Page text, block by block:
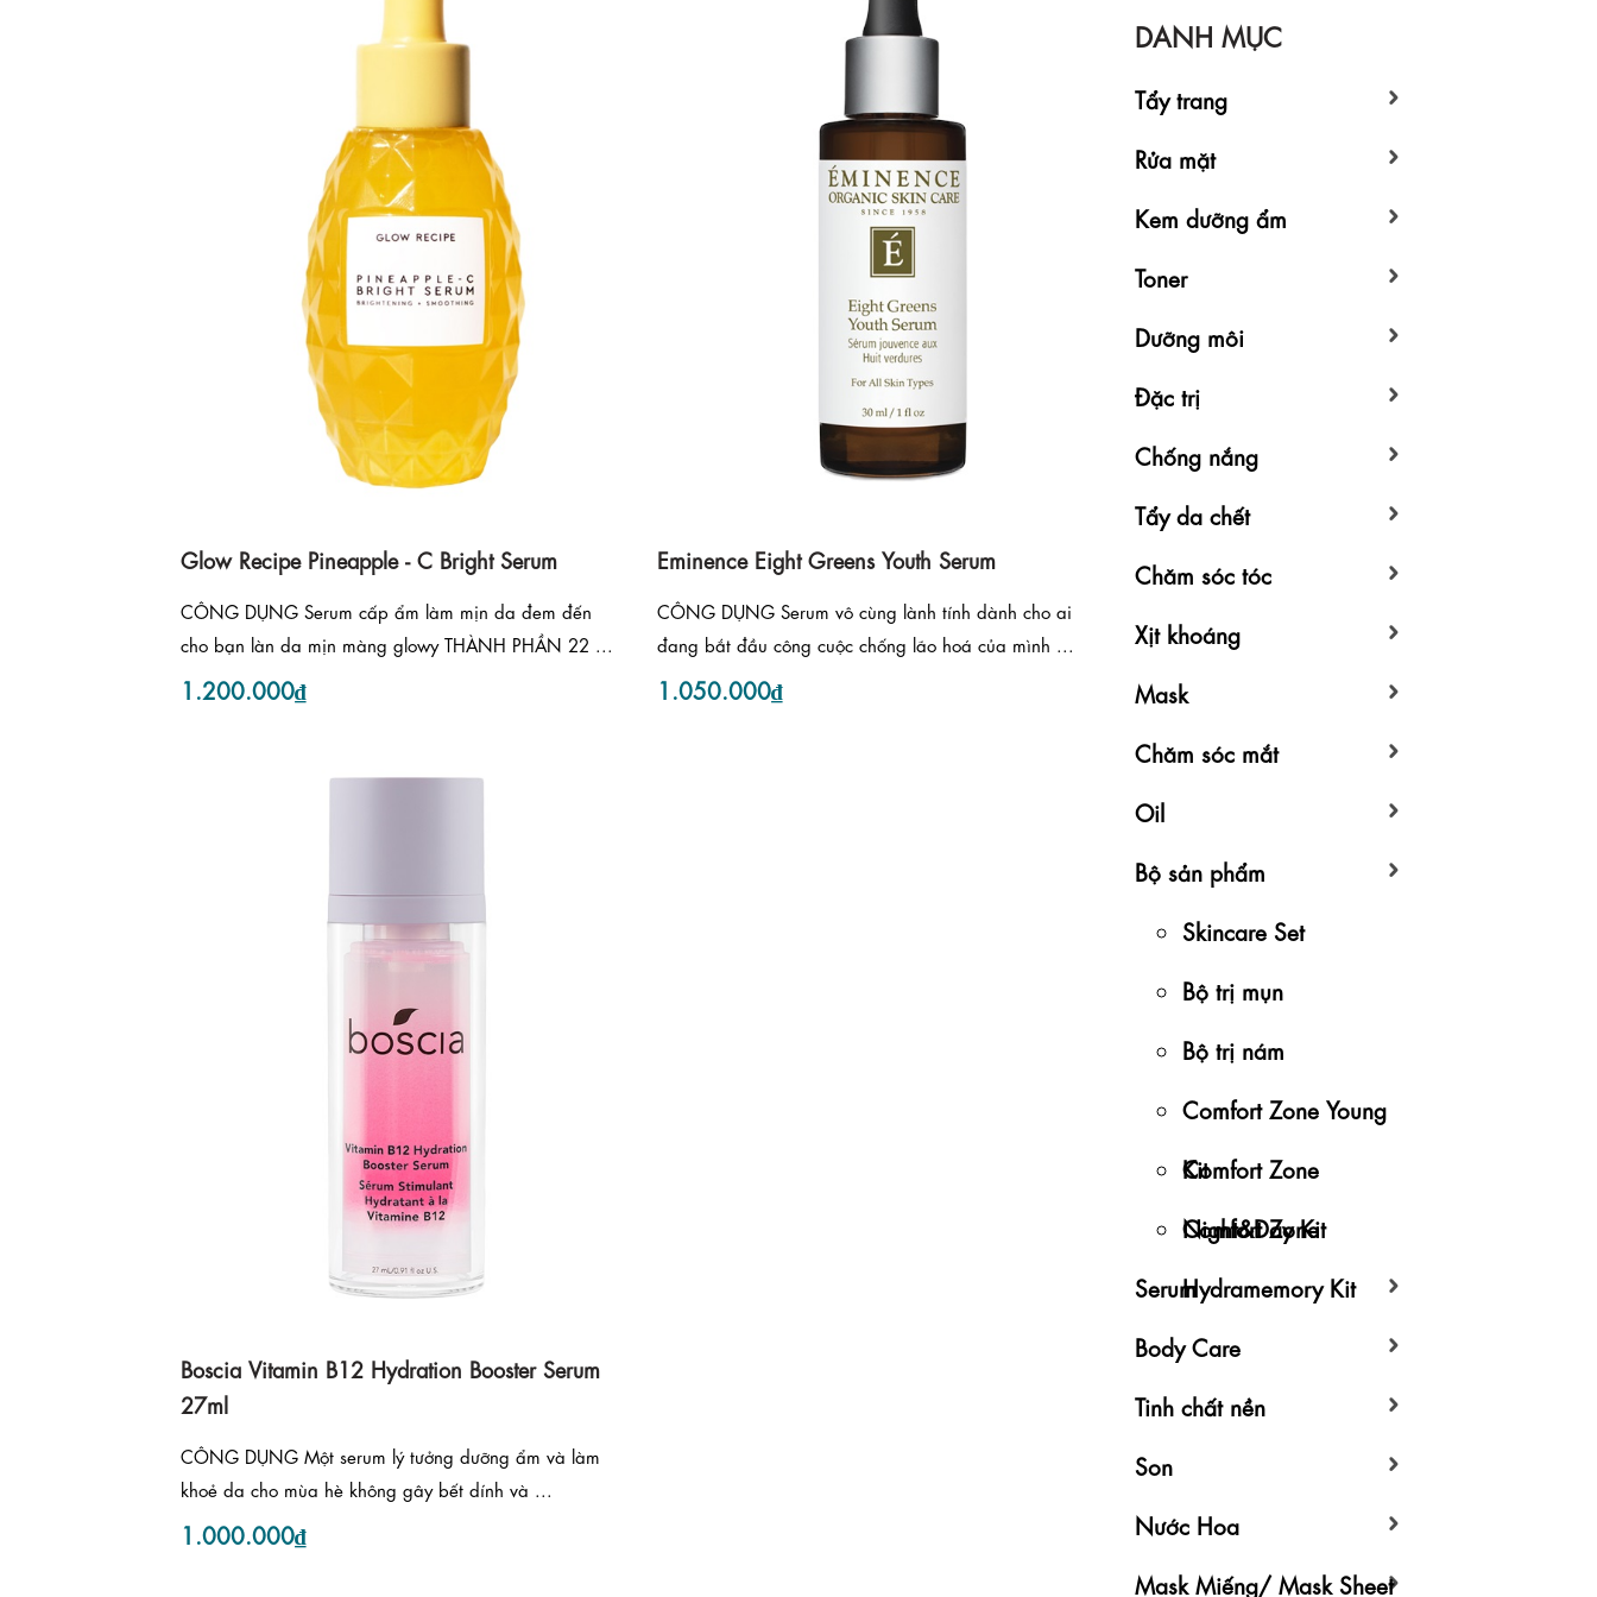
Glow Recipe Pineapple - C Bright Serum
CÔNG DỤNG Serum cấp ẩm làm mịn da đem đến
cho bạn làn da mịn màng glowy THÀNH PHẦN 22 ...
1.200.000₫
Eminence Eight Greens Youth Serum
CÔNG DỤNG Serum vô cùng lành tính dành cho ai
đang bắt đầu công cuộc chống lão hoá của mình ...
1.050.000₫
Boscia Vitamin B12 Hydration Booster Serum
27ml
CÔNG DỤNG Một serum lý tưởng dưỡng ẩm và làm
khoẻ da cho mùa hè không gây bết dính và ...
1.000.000₫
DANH MỤC
Tẩy trang
Rửa mặt
Kem dưỡng ẩm
Toner
Dưỡng môi
Đặc trị
Chống nắng
Tẩy da chết
Chăm sóc tóc
Xịt khoáng
Mask
Chăm sóc mắt
Oil
Bộ sản phẩm
Skincare Set
Bộ trị mụn
Bộ trị nám
Comfort Zone Young
Kit
Comfort Zone
Night&Day Kit
Comfort Zone
Hydramemory Kit
Serum
Body Care
Tinh chất nền
Son
Nước Hoa
Mask Miếng/ Mask Sheet